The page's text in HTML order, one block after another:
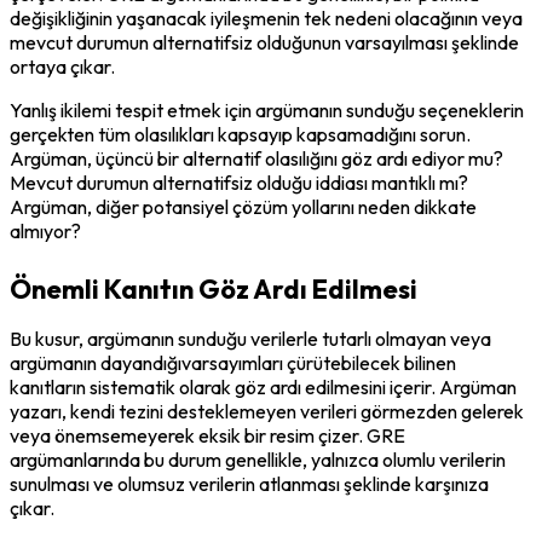
değişikliğinin yaşanacak iyileşmenin tek nedeni olacağının veya
mevcut durumun alternatifsiz olduğunun varsayılması şeklinde
ortaya çıkar.
Yanlış ikilemi tespit etmek için argümanın sunduğu seçeneklerin
gerçekten tüm olasılıkları kapsayıp kapsamadığını sorun.
Argüman, üçüncü bir alternatif olasılığını göz ardı ediyor mu?
Mevcut durumun alternatifsiz olduğu iddiası mantıklı mı?
Argüman, diğer potansiyel çözüm yollarını neden dikkate
almıyor?
Önemli Kanıtın Göz Ardı Edilmesi
Bu kusur, argümanın sunduğu verilerle tutarlı olmayan veya
argümanın dayandığıvarsayımları çürütebilecek bilinen
kanıtların sistematik olarak göz ardı edilmesini içerir. Argüman
yazarı, kendi tezini desteklemeyen verileri görmezden gelerek
veya önemsemeyerek eksik bir resim çizer. GRE
argümanlarında bu durum genellikle, yalnızca olumlu verilerin
sunulması ve olumsuz verilerin atlanması şeklinde karşınıza
çıkar.